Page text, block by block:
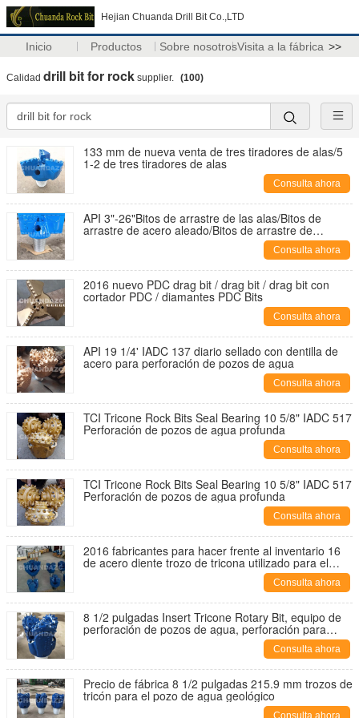
Hejian Chuanda Drill Bit Co.,LTD
Inicio Productos Sobre nosotrosVisita a la fábrica >>
Calidad drill bit for rock supplier. (100)
133 mm de nueva venta de tres tiradores de alas/5
1-2 de tres tiradores de alas
Consulta ahora
API 3"-26"Bitos de arrastre de las alas/Bitos de
arrastre de acero aleado/Bitos de arrastre de
Consulta ahora
2016 nuevo PDC drag bit / drag bit / drag bit con
cortador PDC / diamantes PDC Bits
Consulta ahora
API 19 1/4' IADC 137 diario sellado con dentilla de
acero para perforación de pozos de agua
Consulta ahora
TCI Tricone Rock Bits Seal Bearing 10 5/8" IADC 517
Perforación de pozos de agua profunda
Consulta ahora
TCI Tricone Rock Bits Seal Bearing 10 5/8" IADC 517
Perforación de pozos de agua profunda
Consulta ahora
2016 fabricantes para hacer frente al inventario 16
de acero diente trozo de tricona utilizado para el
Consulta ahora
8 1/2 pulgadas Insert Tricone Rotary Bit, equipo de
perforación de pozos de agua, perforación para
Consulta ahora
Precio de fábrica 8 1/2 pulgadas 215.9 mm trozos de
tricón para el pozo de agua geológico
Consulta ahora